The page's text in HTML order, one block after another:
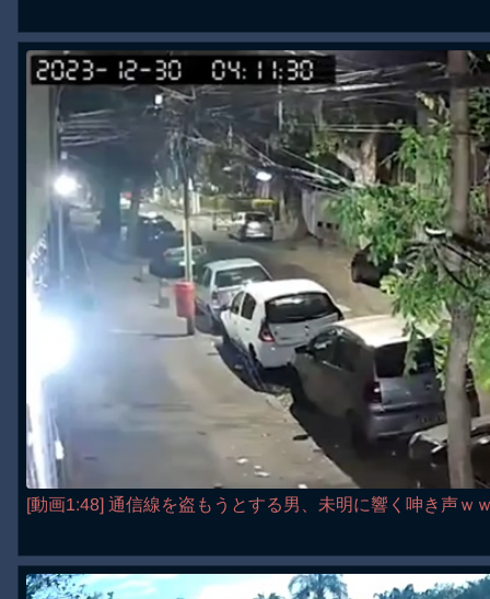
[動画1:48] 通信線を盗もうとする男、未明に響く呻き声ｗ